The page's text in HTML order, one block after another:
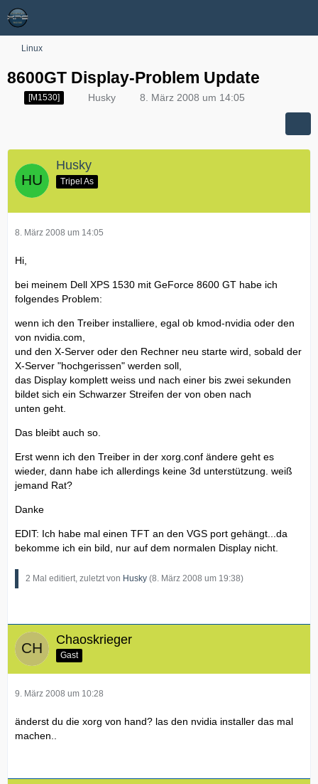
Linux
8600GT Display-Problem Update
[M1530] Husky 8. März 2008 um 14:05
Husky
Tripel As
8. März 2008 um 14:05
Hi,
bei meinem Dell XPS 1530 mit GeForce 8600 GT habe ich
folgendes Problem:
wenn ich den Treiber installiere, egal ob kmod-nvidia oder den
von nvidia.com,
und den X-Server oder den Rechner neu starte wird, sobald der
X-Server "hochgerissen" werden soll,
das Display komplett weiss und nach einer bis zwei sekunden
bildet sich ein Schwarzer Streifen der von oben nach
unten geht.
Das bleibt auch so.
Erst wenn ich den Treiber in der xorg.conf ändere geht es
wieder, dann habe ich allerdings keine 3d unterstützung. weiß
jemand Rat?
Danke
EDIT: Ich habe mal einen TFT an den VGS port gehängt...da
bekomme ich ein bild, nur auf dem normalen Display nicht.
2 Mal editiert, zuletzt von Husky (8. März 2008 um 19:38)
Chaoskrieger
Gast
9. März 2008 um 10:28
änderst du die xorg von hand? las den nvidia installer das mal
machen..